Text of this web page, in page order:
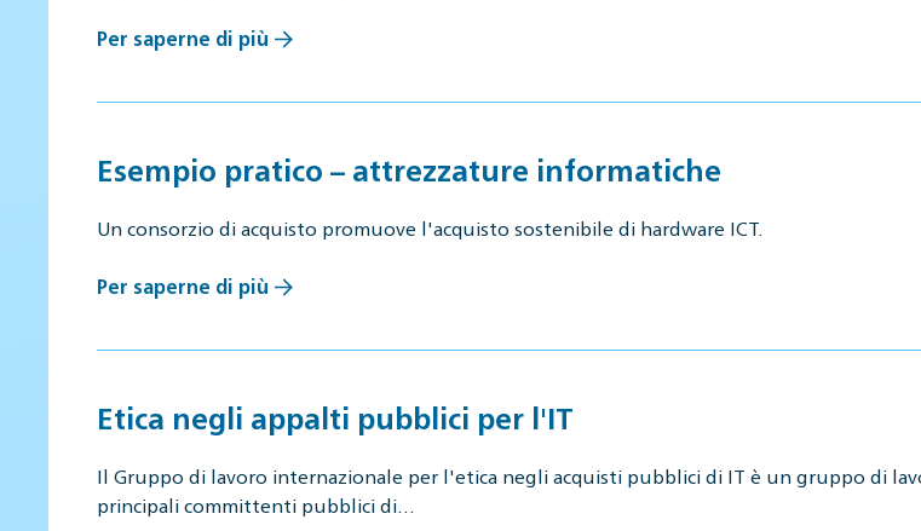
Per saperne di più
Esempio pratico – attrezzature informatiche
Un consorzio di acquisto promuove l'acquisto sostenibile di hardware ICT.
Per saperne di più
Etica negli appalti pubblici per l'IT
Il Gruppo di lavoro internazionale per l'etica negli acquisti pubblici di IT è un gruppo di
principali committenti pubblici di…